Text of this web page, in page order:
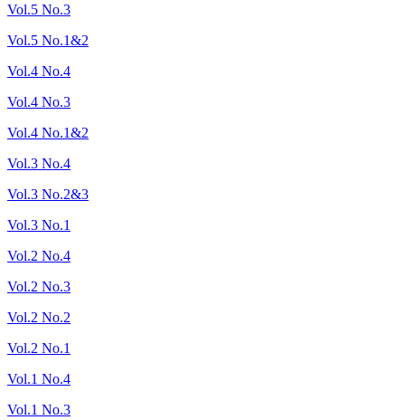
Vol.5 No.3
Vol.5 No.1&2
Vol.4 No.4
Vol.4 No.3
Vol.4 No.1&2
Vol.3 No.4
Vol.3 No.2&3
Vol.3 No.1
Vol.2 No.4
Vol.2 No.3
Vol.2 No.2
Vol.2 No.1
Vol.1 No.4
Vol.1 No.3